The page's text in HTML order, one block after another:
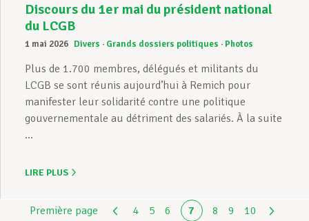
Discours du 1er mai du président national
du LCGB
1 mai 2026 Divers Grands dossiers politiques Photos
Plus de 1.700 membres, délégués et militants du
LCGB se sont réunis aujourd’hui à Remich pour
manifester leur solidarité contre une politique
gouvernementale au détriment des salariés. À la suite
...
LIRE PLUS
Première page 4 5 6 7 8 9
10